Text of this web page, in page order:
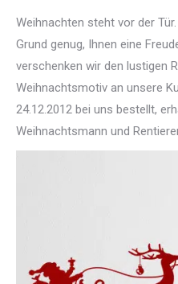
Weihnachten steht vor der
Grund genug, Ihnen eine
verschenken wir den lustigen
Weihnachtsmotiv an unsere
24.12.2012 bei uns bestellt,
Weihnachtsmann und